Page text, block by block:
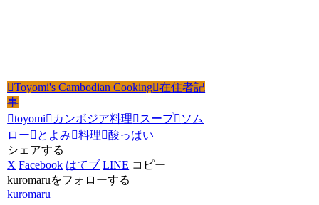
Toyomi's Cambodian Cooking 在住者記
事
toyomi
カンボジア料理 スープ
ソム
ロー
とよみ 料理
酸っぱい
シェアする
X Facebook はてブ LINE コピー
kuromaruをフォローする
kuromaru